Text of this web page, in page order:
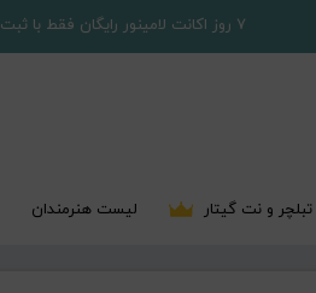
7 روز اکانت لامینور رایگان فقط با ثبت نام در سایت
تبلچر و نت گیتار لیست هنرمندان